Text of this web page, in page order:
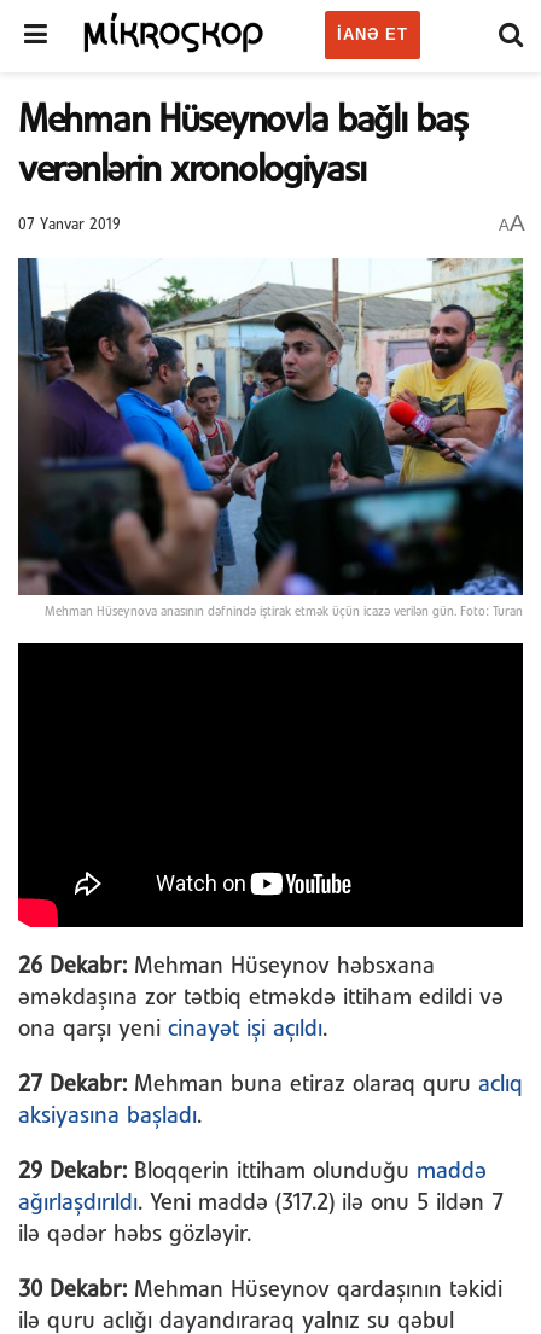
IANƏ ET
Mehman Hüseynovla bağlı baş
verənlərin xronologiyası
07 Yanvar 2019 AA
Mehman Hüseynova anasının dəfnində iştirak etmək üçün icazə verilən gün. Foto: Turan
26 Dekabr: Mehman Hüseynov həbsxana
əməkdaşına zor tətbiq etməkdə ittiham edildi və
ona qarşı yeni cinayət işi açıldı.
27 Dekabr: Mehman buna etiraz olaraq quru aclıq
aksiyasına başladı.
29 Dekabr: Bloqqerin ittiham olunduğu maddə
ağırlaşdırıldı. Yeni maddə (317.2) ilə onu 5 ildən 7
ilə qədər həbs gözləyir.
30 Dekabr: Mehman Hüseynov qardaşının təkidi
ilə quru aclığı dayandıraraq yalnız su qəbul